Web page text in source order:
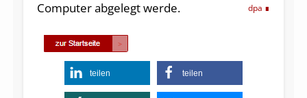
Computer abgelegt werde. dpa
teilen teilen